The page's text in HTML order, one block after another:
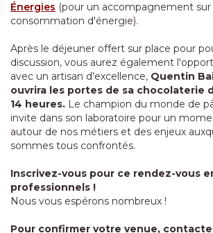
Énergies (pour un accompagnement
consommation d'énergie).
Après le déjeuner offert sur place pour
discussion, vous aurez également
avec un artisan d'excellence, Quentin
ouvrira les portes de sa chocolaterie
14 heures. Le champion du monde de
invite dans son laboratoire pour un
autour de nos métiers et des enjeux
sommes tous confrontés.
Inscrivez-vous pour ce rendez-vous
professionnels !
Nous vous espérons nombreux !
Pour confirmer votre venue,